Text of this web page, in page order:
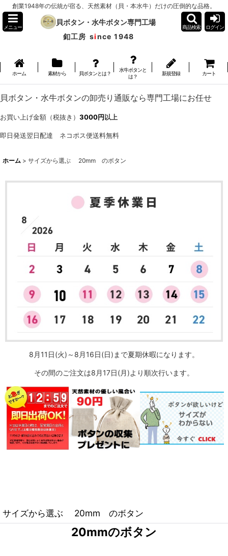
創業1948年の伝統が宿る、天然素材（貝・本水牛）だけの圧倒的な品格。
メニュー
貝ボタン・水牛ボタン専門工場
釦工房 since 1948
商品検索 ログイン
ホーム 素材から 貝ボタンとは？
水牛ボタンと
は？
新規登録 カート
貝ボタン・水牛ボタンの卸売り通販なら専門工場にお任せ
お買い上げ金額（税抜き） 3000円以上
即日発送翌日配達 ネコポス便送料無料
ホーム > サイズから選ぶ 20mm のボタン
8月11日(火)～8月16日(日)まで夏期休暇になります。
その間のご注文は8月17日(月)より順次行います。
サイズから選ぶ 20mm のボタン
20mmのボタン